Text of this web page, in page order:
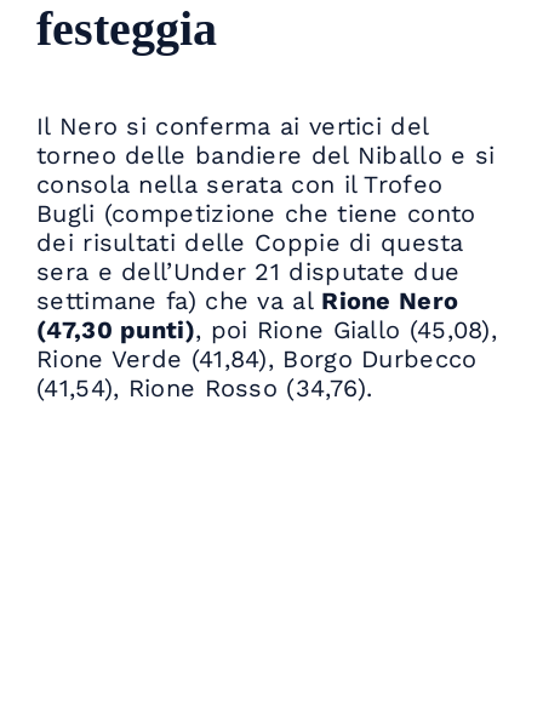
festeggia
Il Nero si conferma ai vertici del
torneo delle bandiere del Niballo e si
consola nella serata con il Trofeo
Bugli (competizione che tiene conto
dei risultati delle Coppie di questa
sera e dell’Under 21 disputate due
settimane fa) che va al Rione Nero
(47,30 punti), poi Rione Giallo (45,08),
Rione Verde (41,84), Borgo Durbecco
(41,54), Rione Rosso (34,76).